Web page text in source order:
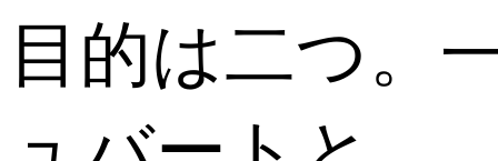
目的は二つ。